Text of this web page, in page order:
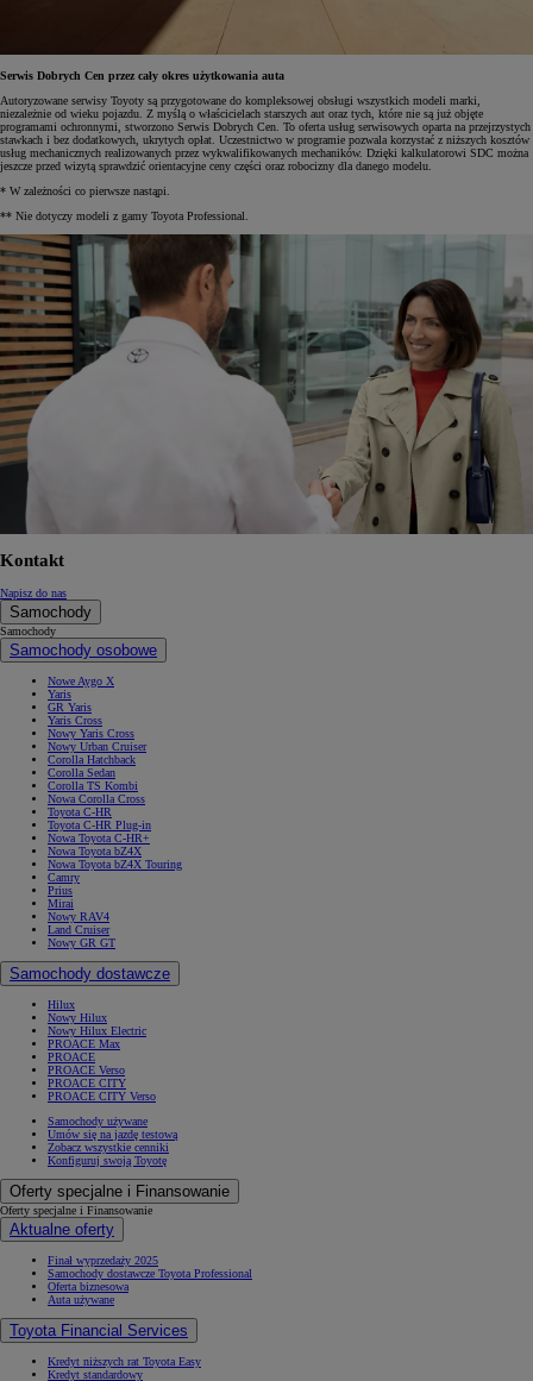
Serwis Dobrych Cen przez cały okres użytkowania auta
Autoryzowane serwisy Toyoty są przygotowane do kompleksowej obsługi wszystkich modeli marki,
niezależnie od wieku pojazdu. Z myślą o właścicielach starszych aut oraz tych, które nie są już objęte
programami ochronnymi, stworzono Serwis Dobrych Cen. To oferta usług serwisowych oparta na przejrzystych
stawkach i bez dodatkowych, ukrytych opłat. Uczestnictwo w programie pozwala korzystać z niższych kosztów
usług mechanicznych realizowanych przez wykwalifikowanych mechaników. Dzięki kalkulatorowi SDC można
jeszcze przed wizytą sprawdzić orientacyjne ceny części oraz robocizny dla danego modelu.
* W zależności co pierwsze nastąpi.
** Nie dotyczy modeli z gamy Toyota Professional.
Kontakt
Napisz do nas
Samochody
Samochody
Samochody osobowe
Nowe Aygo X
Yaris
GR Yaris
Yaris Cross
Nowy Yaris Cross
Nowy Urban Cruiser
Corolla Hatchback
Corolla Sedan
Corolla TS Kombi
Nowa Corolla Cross
Toyota C-HR
Toyota C-HR Plug-in
Nowa Toyota C-HR+
Nowa Toyota bZ4X
Nowa Toyota bZ4X Touring
Camry
Prius
Mirai
Nowy RAV4
Land Cruiser
Nowy GR GT
Samochody dostawcze
Hilux
Nowy Hilux
Nowy Hilux Electric
PROACE Max
PROACE
PROACE Verso
PROACE CITY
PROACE CITY Verso
Samochody używane
Umów się na jazdę testową
Zobacz wszystkie cenniki
Konfiguruj swoją Toyotę
Oferty specjalne i Finansowanie
Oferty specjalne i Finansowanie
Aktualne oferty
Finał wyprzedaży 2025
Samochody dostawcze Toyota Professional
Oferta biznesowa
Auta używane
Toyota Financial Services
Kredyt niższych rat Toyota Easy
Kredyt standardowy